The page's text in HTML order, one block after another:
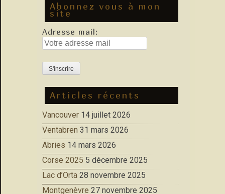
Abonnez vous à mon
site
Adresse mail:
Articles récents
Vancouver 14 juillet 2026
Ventabren 31 mars 2026
Abries 14 mars 2026
Corse 2025 5 décembre 2025
Lac d’Orta 28 novembre 2025
Montgenèvre 27 novembre 2025